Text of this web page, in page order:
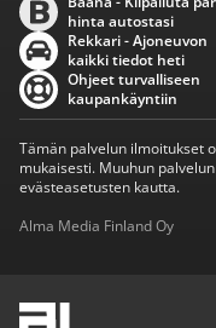
hinta autostasi
Rekkari - Ajoneuvon
kaikki tiedot heti
Ohjeet turvalliseen
kaupankäyntiin
Tämän palvelun ilmoitukset
mukaisesti. Muuhun
evästeasetusten kautta.
Alma Media Finland Oy